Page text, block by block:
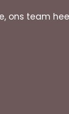
ons team